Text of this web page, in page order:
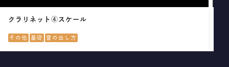
クラリネット④スケール
その他 基礎 音の出し方